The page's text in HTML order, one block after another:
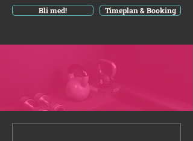
Bli med! Timeplan & Booking